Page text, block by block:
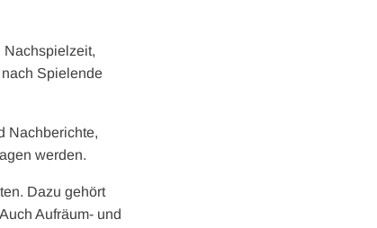
Nachspielzeit,
Spielende
Nachberichte,
werden.
Dazu gehört
Aufräum- und